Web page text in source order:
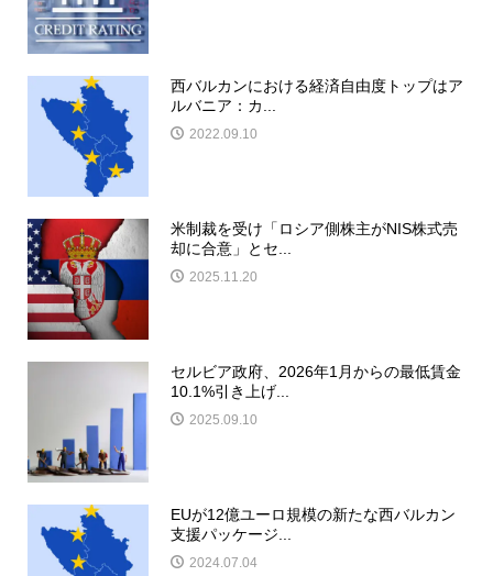
西バルカンにおける経済自由度トップはア
ルバニア：カ...
2022.09.10
米制裁を受け「ロシア側株主がNIS株式売
却に合意」とセ...
2025.11.20
セルビア政府、2026年1月からの最低賃金
10.1%引き上げ...
2025.09.10
EUが12億ユーロ規模の新たな西バルカン
支援パッケージ...
2024.07.04